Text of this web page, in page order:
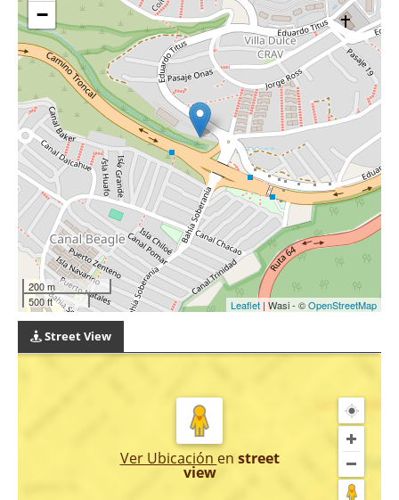
−
200 m
500 ft
Leaflet | Wasi - ©OpenStreetMap
Street View
Ver Ubicación en street
view